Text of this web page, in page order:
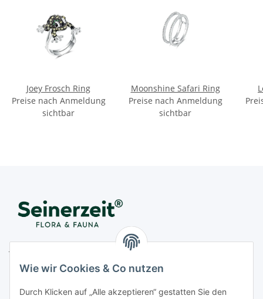
Joey Frosch Ring
Preise nach Anmeldung
sichtbar
Moonshine Safari Ring
Preise nach Anmeldung
sichtbar
D - 10711 Berlin
Telefon+49 (0)30 364 123 80
Wie wir Cookies & Co nutzen
Durch Klicken auf „Alle akzeptieren“ gestatten Sie den